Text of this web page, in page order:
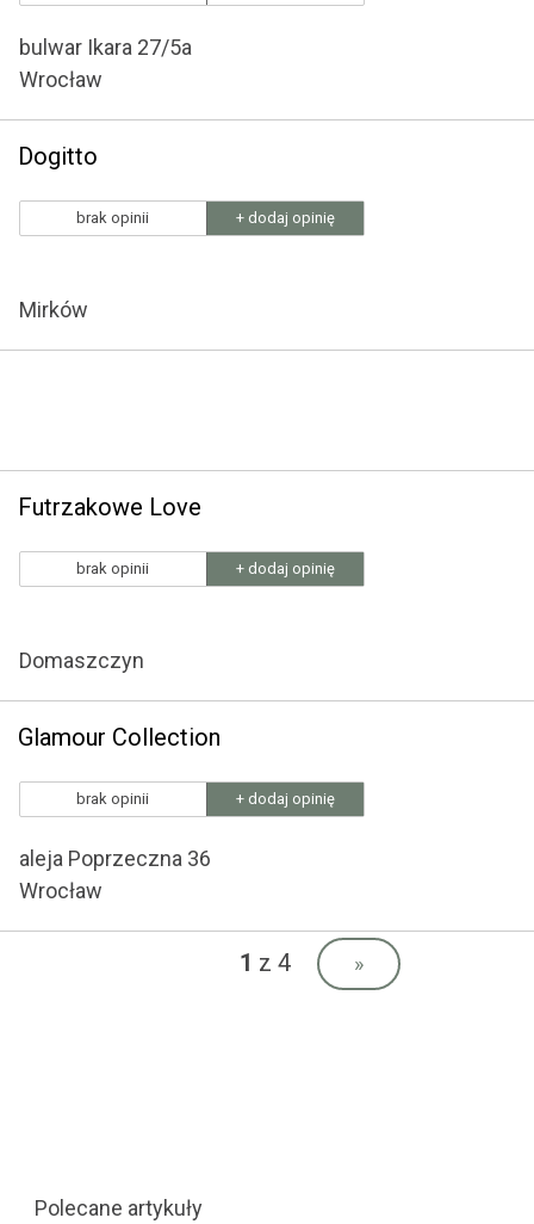
bulwar Ikara 27/5a
Wrocław
Dogitto
brak opinii + dodaj opinię
Mirków
Futrzakowe Love
brak opinii + dodaj opinię
Domaszczyn
Glamour Collection
brak opinii + dodaj opinię
aleja Poprzeczna 36
Wrocław
1 z 4 »
Polecane artykuły